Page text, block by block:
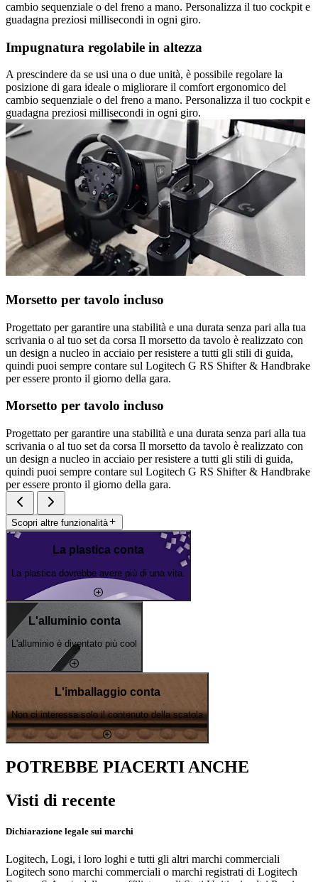
cambio sequenziale o del freno a mano. Personalizza il tuo cockpit e
guadagna preziosi millisecondi in ogni giro.
Impugnatura regolabile in altezza
A prescindere da se usi una o due unità, è possibile regolare la
posizione di gara ideale o migliorare il comfort ergonomico del
cambio sequenziale o del freno a mano. Personalizza il tuo cockpit e
guadagna preziosi millisecondi in ogni giro.
Morsetto per tavolo incluso
Progettato per garantire una stabilità e una durata senza pari alla tua
scrivania o al tuo set da corsa Il morsetto da tavolo è realizzato con
un design a nucleo in acciaio per resistere a tutti gli stili di guida,
quindi puoi sempre contare sul Logitech G RS Shifter & Handbrake
per essere pronto il giorno della gara.
Morsetto per tavolo incluso
Progettato per garantire una stabilità e una durata senza pari alla tua
scrivania o al tuo set da corsa Il morsetto da tavolo è realizzato con
un design a nucleo in acciaio per resistere a tutti gli stili di guida,
quindi puoi sempre contare sul Logitech G RS Shifter & Handbrake
per essere pronto il giorno della gara.
Scopri altre funzionalità
La plastica conta
La plastica dovrebbe avere più di una vita.
L'alluminio conta
L'alluminio è diventato più cool
L'imballaggio conta
Non ci interessa solo il contenuto della scatola
POTREBBE PIACERTI ANCHE
Visti di recente
Dichiarazione legale sui marchi
Logitech, Logi, i loro loghi e tutti gli altri marchi commerciali
Logitech sono marchi commerciali o marchi registrati di Logitech